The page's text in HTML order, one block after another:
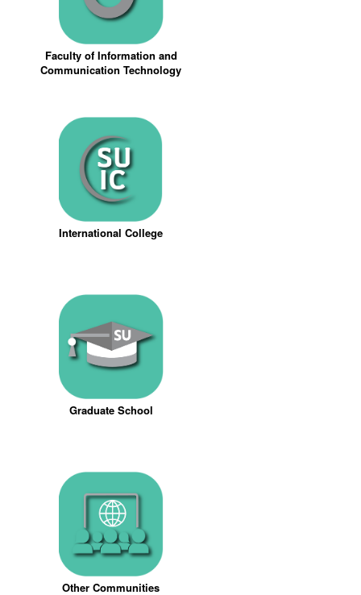
Faculty of Information and
Communication Technology
International College
Graduate School
Other Communities